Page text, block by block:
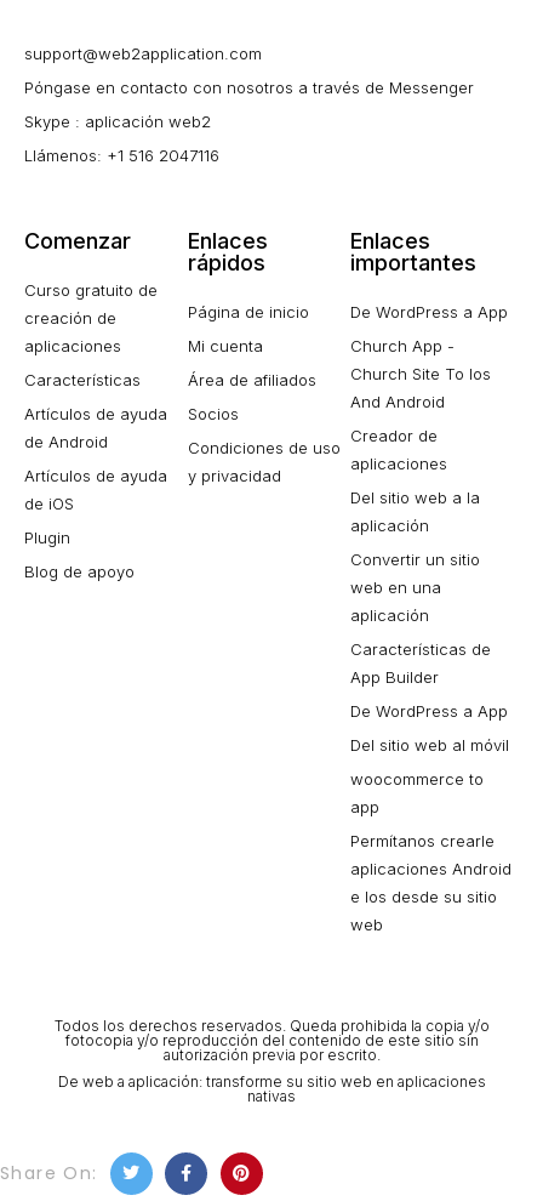
support@web2application.com
Póngase en contacto con nosotros a través de Messenger
Skype : aplicación web2
Llámenos: +1 516 2047116
Comenzar
Curso gratuito de
creación de
aplicaciones
Características
Artículos de ayuda
de Android
Artículos de ayuda
de iOS
Plugin
Blog de apoyo
Enlaces
rápidos
Página de inicio
Mi cuenta
Área de afiliados
Socios
Condiciones de uso
y privacidad
Enlaces
importantes
De WordPress a App
Church App -
Church Site To Ios
And Android
Creador de
aplicaciones
Del sitio web a la
aplicación
Convertir un sitio
web en una
aplicación
Características de
App Builder
De WordPress a App
Del sitio web al móvil
woocommerce to
app
Permítanos crearle
aplicaciones Android
e Ios desde su sitio
web
Todos los derechos reservados. Queda prohibida la copia y/o
fotocopia y/o reproducción del contenido de este sitio sin
autorización previa por escrito.
De web a aplicación: transforme su sitio web en aplicaciones
nativas
Share On: